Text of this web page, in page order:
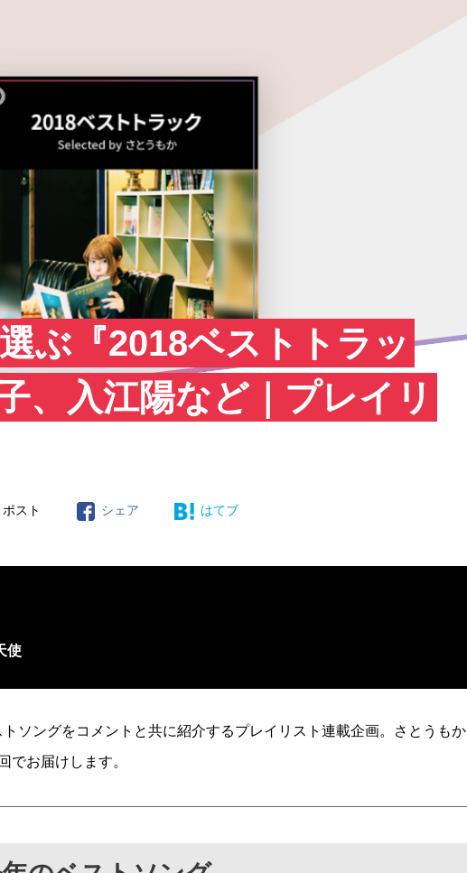
ぶ『2018ベストトラッ
、入江陽など｜プレイリ
ポスト シェア はてブ
使
ソングをコメントと共に紹介するプレイリスト連載企画。さとうもか
でお届けします。